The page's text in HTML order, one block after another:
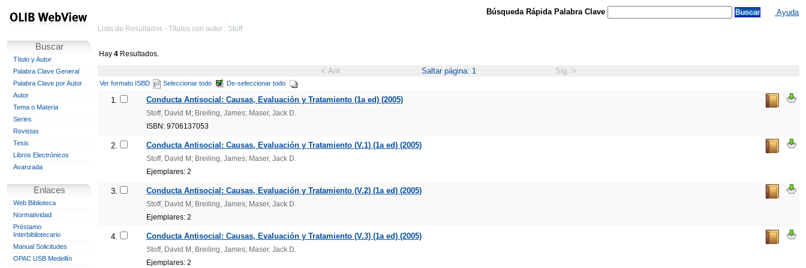
Buscar
Título y Autor
Palabra Clave General
Palabra Clave por Autor
Autor
Tema o Materia
Series
Revistas
Tesis
Libros Electrónicos
Avanzada
Enlaces
Web Biblioteca
Normatividad
Préstamo
Interbibliotecario
Manual Solicitudes
OPAC USB Medellín
Búsqueda Rápida Palabra Clave Ayuda
Lista de Resultados - Títulos con autor : Stoff
Hay 4 Resultados.
< Ant. Saltar página: 1 Sig. >
Ver formato ISBD Seleccionar todo De-seleccionar todo
1. Conducta Antisocial: Causas, Evaluación y Tratamiento (1a ed) (2005)
Stoff, David M; Breiling, James; Maser, Jack D.
ISBN: 9706137053
2. Conducta Antisocial: Causas, Evaluación y Tratamiento (V.1) (1a ed) (2005)
Stoff, David M; Breiling, James; Maser, Jack D.
Ejemplares: 2
3. Conducta Antisocial: Causas, Evaluación y Tratamiento (V.2) (1a ed) (2005)
Stoff, David M; Breiling, James; Maser, Jack D.
Ejemplares: 2
4. Conducta Antisocial: Causas, Evaluación y Tratamiento (V.3) (1a ed) (2005)
Stoff, David M; Breiling, James; Maser, Jack D.
Ejemplares: 2